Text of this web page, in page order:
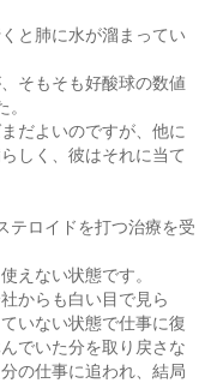
と肺に水が溜まってい
そもそも好酸球の数値
だよいのですが、他に
しく、彼はそれに当て
テロイドを打つ治療を受
えない状態です。
からも白い目で見ら
いない状態で仕事に復
でいた分を取り戻さな
の仕事に追われ、結局